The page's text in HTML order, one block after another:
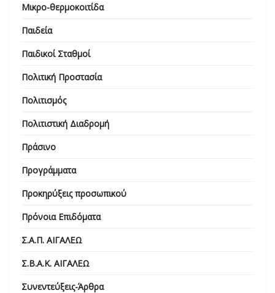
Μικρο-θερμοκοιτίδα
Παιδεία
Παιδικοί Σταθμοί
Πολιτική Προστασία
Πολιτισμός
Πολιτιστική Διαδρομή
Πράσινο
Προγράμματα
Προκηρύξεις προσωπικού
Πρόνοια Επιδόματα
Σ.Α.Π. ΑΙΓΑΛΕΩ
Σ.Β.Α.Κ. ΑΙΓΑΛΕΩ
Συνεντεύξεις-Άρθρα